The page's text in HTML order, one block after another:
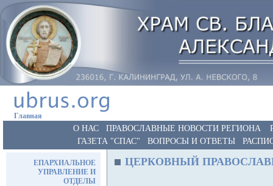
Главная
О НАС ПРАВОСЛАВНЫЕ НОВОСТИ РЕГИОНА
ГАЗЕТА "СПАС"
ВОПРОСЫ И ОТВЕТЫ
ЕПАРХИАЛЬНОЕ
УПРАВЛЕНИЕ И
ОТДЕЛЫ
ЦЕРКОВНЫЙ